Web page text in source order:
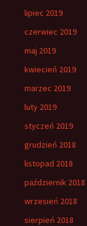
lipiec 2019
czerwiec 2019
maj 2019
kwiecień 2019
marzec 2019
luty 2019
styczeń 2019
grudzień 2018
listopad 2018
październik 2018
wrzesień 2018
sierpień 2018